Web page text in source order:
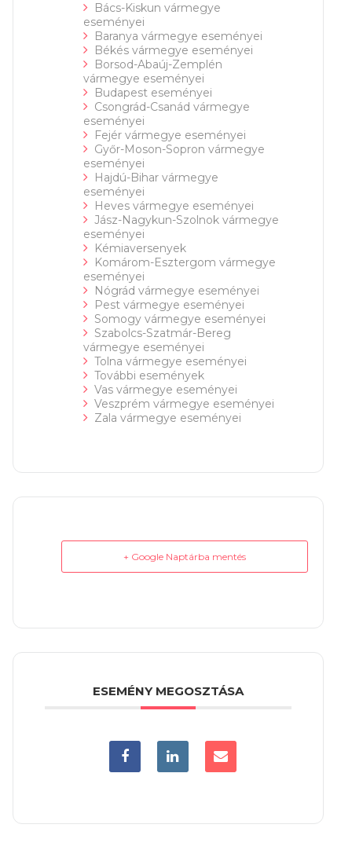
Bács-Kiskun vármegye
eseményei
Baranya vármegye eseményei
Békés vármegye eseményei
Borsod-Abaúj-Zemplén
vármegye eseményei
Budapest eseményei
Csongrád-Csanád vármegye
eseményei
Fejér vármegye eseményei
Győr-Moson-Sopron vármegye
eseményei
Hajdú-Bihar vármegye
eseményei
Heves vármegye eseményei
Jász-Nagykun-Szolnok vármegye
eseményei
Kémiaversenyek
Komárom-Esztergom vármegye
eseményei
Nógrád vármegye eseményei
Pest vármegye eseményei
Somogy vármegye eseményei
Szabolcs-Szatmár-Bereg
vármegye eseményei
Tolna vármegye eseményei
További események
Vas vármegye eseményei
Veszprém vármegye eseményei
Zala vármegye eseményei
+ Google Naptárba mentés
ESEMÉNY MEGOSZTÁSA